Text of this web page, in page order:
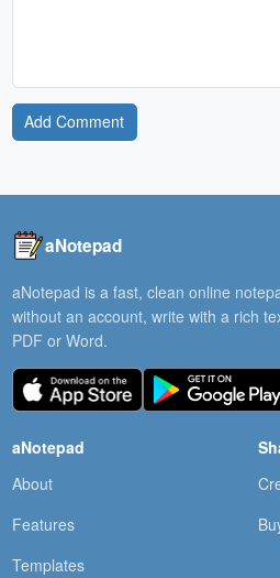
Add Comment
aNotepad
aNotepad is a fast, clean online
without an account, write with a rich
PDF or Word.
aNotepad
About
Features
Templates